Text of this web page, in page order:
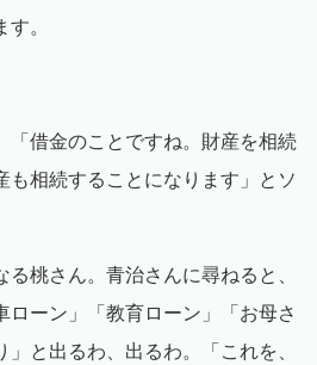
。
「借金のことですね。財産を相続
も相続することになります」とソ
る桃さん。青治さんに尋ねると、
ローン」「教育ローン」「お母さ
と出るわ、出るわ。「これを、